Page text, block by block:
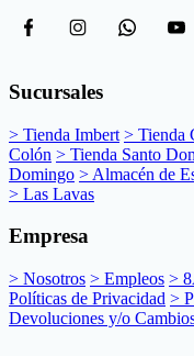
Sucursales
> Tienda Imbert > Tienda
Colón > Tienda Santo
Domingo > Almacén de
> Las Lavas
Empresa
> Nosotros > Empleos >
Políticas de Privacidad >
Devoluciones y/o